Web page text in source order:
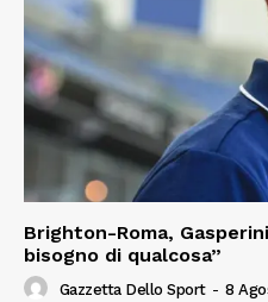
Brighton-Roma,
bisogno di qualcosa”
Gazzetta Dello Sport - 8